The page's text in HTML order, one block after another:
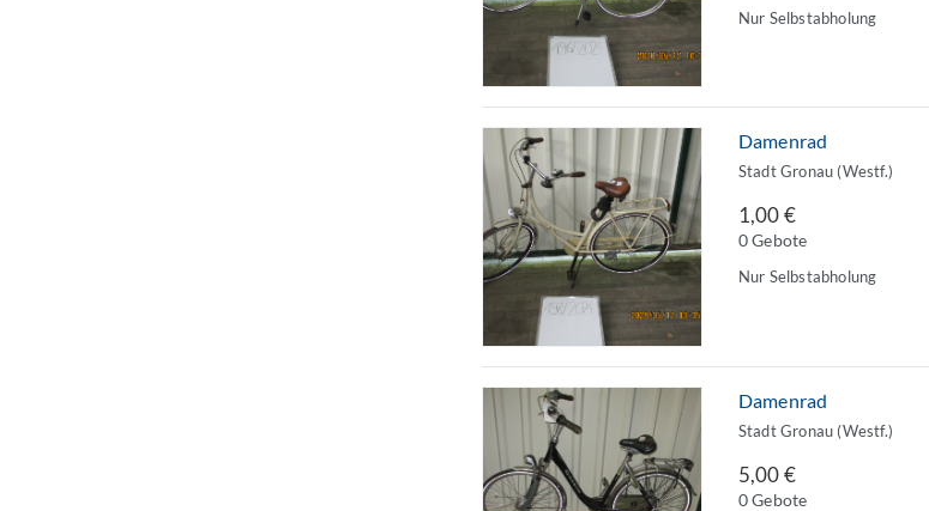
Nur Selbstabholung
Damenrad
Stadt Gronau (Westf.)
1,00 €
0 Gebote
Nur Selbstabholung
Damenrad
Stadt Gronau (Westf.)
5,00 €
0 Gebote